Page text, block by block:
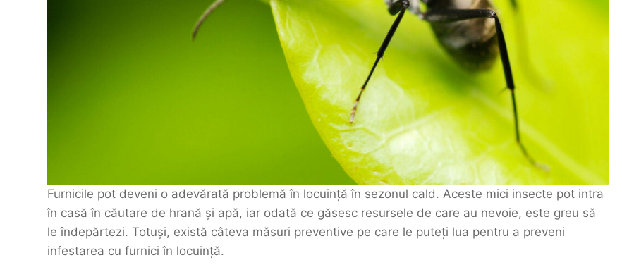
Furnicile pot deveni o adevărată problemă în locuință în sezonul cald. Aceste mici insecte pot intra
în casă în căutare de hrană și apă, iar odată ce găsesc resursele de care au nevoie, este greu să
le îndepărtezi. Totuși, există câteva măsuri preventive pe care le puteți lua pentru a preveni
infestarea cu furnici în locuință.